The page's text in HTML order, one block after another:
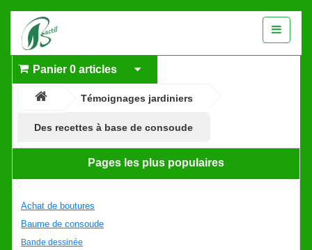
Panier 0 articles
Témoignages jardiniers
Des recettes à base de consoude
Pages les plus populaires
Achat de boutures
Baume de consoude
Bande dessinée